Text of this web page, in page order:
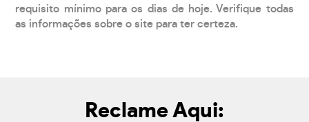
requisito mínimo para os dias de hoje. Verifique todas
as informações sobre o site para ter certeza.
Reclame Aqui: